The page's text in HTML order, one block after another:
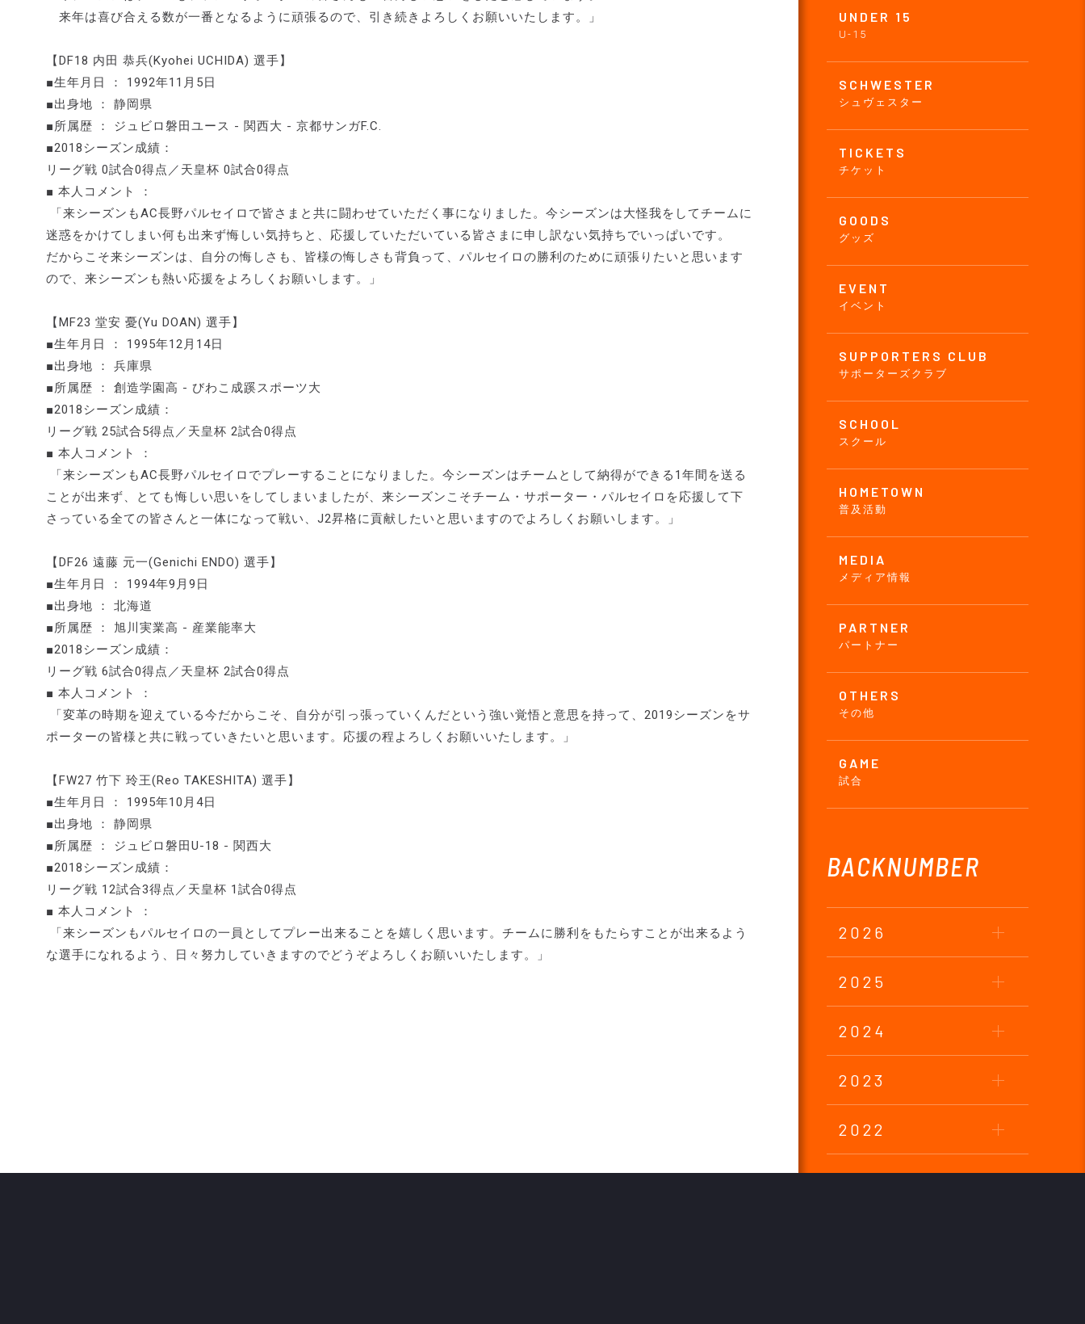
UNDER 15
U-15
SCHWESTER
シュヴェスター
TICKETS
チケット
GOODS
グッズ
EVENT
イベント
SUPPORTERS CLUB
サポーターズクラブ
SCHOOL
スクール
HOMETOWN
普及活動
MEDIA
メディア情報
PARTNER
パートナー
OTHERS
その他
GAME
試合
BACKNUMBER
2026
2025
2024
2023
2022
2021
来年は喜び合える数が一番となるように頑張るので、引き続きよろしくお願いいたします。」
【DF18 内田 恭兵(Kyohei UCHIDA) 選手】
■生年月日 ： 1992年11月5日
■出身地 ： 静岡県
■所属歴 ： ジュビロ磐田ユース - 関西大 - 京都サンガF.C.
■2018シーズン成績：
リーグ戦 0試合0得点／天皇杯 0試合0得点
■ 本人コメント ：
「来シーズンもAC長野パルセイロで皆さまと共に闘わせていただく事になりました。今シーズンは大怪我をしてチームに
迷惑をかけてしまい何も出来ず悔しい気持ちと、応援していただいている皆さまに申し訳ない気持ちでいっぱいです。
だからこそ来シーズンは、自分の悔しさも、皆様の悔しさも背負って、パルセイロの勝利のために頑張りたいと思います
ので、来シーズンも熱い応援をよろしくお願いします。」
【MF23 堂安 憂(Yu DOAN) 選手】
■生年月日 ： 1995年12月14日
■出身地 ： 兵庫県
■所属歴 ： 創造学園高 - びわこ成蹊スポーツ大
■2018シーズン成績：
リーグ戦 25試合5得点／天皇杯 2試合0得点
■ 本人コメント ：
「来シーズンもAC長野パルセイロでプレーすることになりました。今シーズンはチームとして納得ができる1年間を送る
ことが出来ず、とても悔しい思いをしてしまいましたが、来シーズンこそチーム・サポーター・パルセイロを応援して下
さっている全ての皆さんと一体になって戦い、J2昇格に貢献したいと思いますのでよろしくお願いします。」
【DF26 遠藤 元一(Genichi ENDO) 選手】
■生年月日 ： 1994年9月9日
■出身地 ： 北海道
■所属歴 ： 旭川実業高 - 産業能率大
■2018シーズン成績：
リーグ戦 6試合0得点／天皇杯 2試合0得点
■ 本人コメント ：
「変革の時期を迎えている今だからこそ、自分が引っ張っていくんだという強い覚悟と意思を持って、2019シーズンをサ
ポーターの皆様と共に戦っていきたいと思います。応援の程よろしくお願いいたします。」
【FW27 竹下 玲王(Reo TAKESHITA) 選手】
■生年月日 ： 1995年10月4日
■出身地 ： 静岡県
■所属歴 ： ジュビロ磐田U-18 - 関西大
■2018シーズン成績：
リーグ戦 12試合3得点／天皇杯 1試合0得点
■ 本人コメント ：
「来シーズンもパルセイロの一員としてプレー出来ることを嬉しく思います。チームに勝利をもたらすことが出来るよう
な選手になれるよう、日々努力していきますのでどうぞよろしくお願いいたします。」